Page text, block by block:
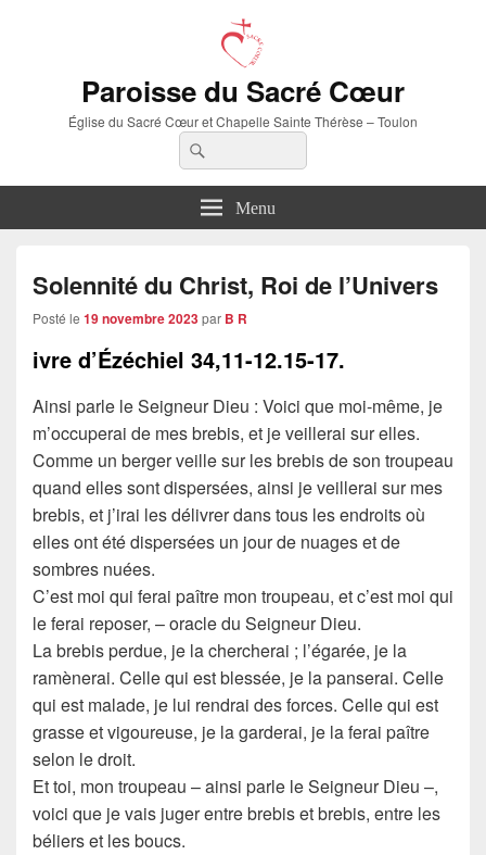
Paroisse du Sacré Cœur
Église du Sacré Cœur et Chapelle Sainte Thérèse – Toulon
Recherche :
Menu
Solennité du Christ, Roi de l’Univers
Posté le 19 novembre 2023par B R
ivre d’Ézéchiel 34,11-12.15-17.
Ainsi parle le Seigneur Dieu : Voici que moi-même, je
m’occuperai de mes brebis, et je veillerai sur elles.
Comme un berger veille sur les brebis de son troupeau
quand elles sont dispersées, ainsi je veillerai sur mes
brebis, et j’irai les délivrer dans tous les endroits où
elles ont été dispersées un jour de nuages et de
sombres nuées.
C’est moi qui ferai paître mon troupeau, et c’est moi qui
le ferai reposer, – oracle du Seigneur Dieu.
La brebis perdue, je la chercherai ; l’égarée, je la
ramènerai. Celle qui est blessée, je la panserai. Celle
qui est malade, je lui rendrai des forces. Celle qui est
grasse et vigoureuse, je la garderai, je la ferai paître
selon le droit.
Et toi, mon troupeau – ainsi parle le Seigneur Dieu –,
voici que je vais juger entre brebis et brebis, entre les
béliers et les boucs.